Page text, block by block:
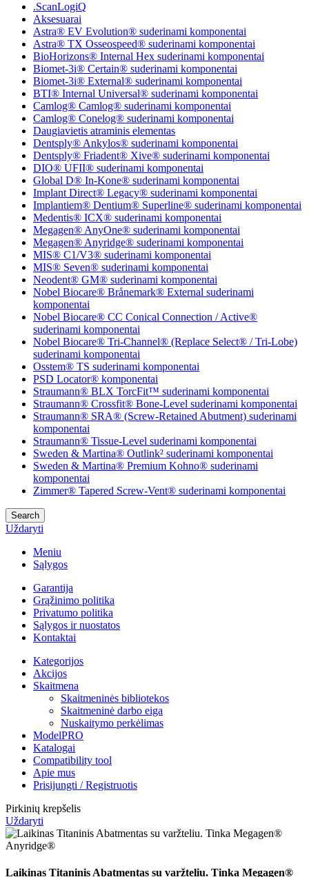
.ScanLogiQ
Aksesuarai
Astra® EV Evolution® suderinami komponentai
Astra® TX Osseospeed® suderinami komponentai
BioHorizons® Internal Hex suderinami komponentai
Biomet-3i® Certain® suderinami komponentai
Biomet-3i® External® suderinami komponentai
BTI® Internal Universal® suderinami komponentai
Camlog® Camlog® suderinami komponentai
Camlog® Conelog® suderinami komponentai
Daugiavietis atraminis elementas
Dentsply® Ankylos® suderinami komponentai
Dentsply® Friadent® Xive® suderinami komponentai
DIO® UFII® suderinami komponentai
Global D® In-Kone® suderinami komponentai
Implant Direct® Legacy® suderinami komponentai
Implantiem® Dentium® Superline® suderinami komponentai
Medentis® ICX® suderinami komponentai
Megagen® AnyOne® suderinami komponentai
Megagen® Anyridge® suderinami komponentai
MIS® C1/V3® suderinami komponentai
MIS® Seven® suderinami komponentai
Neodent® GM® suderinami komponentai
Nobel Biocare® Brånemark® External suderinami
komponentai
Nobel Biocare® CC Conical Connection / Active®
suderinami komponentai
Nobel Biocare® Tri-Channel® (Replace Select® / Tri-Lobe)
suderinami komponentai
Osstem® TS suderinami komponentai
PSD Locator® komponentai
Straumann® BLX TorcFit™ suderinami komponentai
Straumann® Crossfit® Bone-Level suderinami komponentai
Straumann® SRA® (Screw-Retained Abutment) suderinami
komponentai
Straumann® Tissue-Level suderinami komponentai
Sweden & Martina® Outlink² suderinami komponentai
Sweden & Martina® Premium Kohno® suderinami
komponentai
Zimmer® Tapered Screw-Vent® suderinami komponentai
Search
Uždaryti
Meniu
Sąlygos
Garantija
Grąžinimo politika
Privatumo politika
Sąlygos ir nuostatos
Kontaktai
Kategorijos
Akcijos
Skaitmena
Skaitmeninės bibliotekos
Skaitmeninė darbo eiga
Nuskaitymo perkėlimas
ModelPRO
Katalogai
Compatibility tool
Apie mus
Prisijungti / Registruotis
Pirkinių krepšelis
Uždaryti
Laikinas Titaninis Abatmentas su varžteliu. Tinka Megagen®